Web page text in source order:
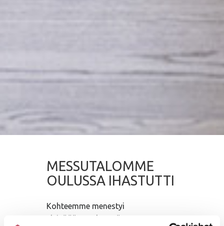
MESSUTALOMME
OULUSSA IHASTUTTI
Kohteemme menestyi